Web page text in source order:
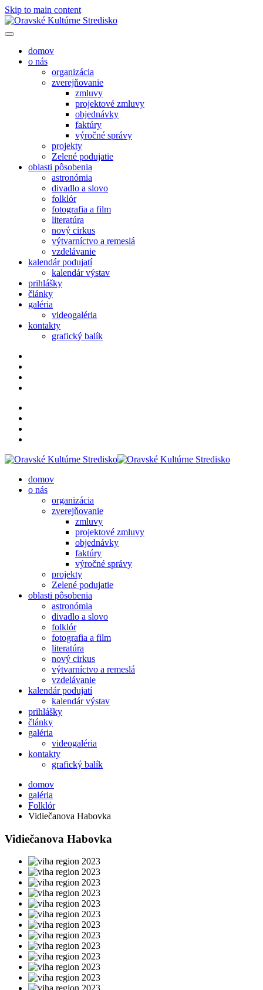
Skip to main content
domov
o nás
organizácia
zverejňovanie
zmluvy
projektové zmluvy
objednávky
faktúry
výročné správy
projekty
Zelené podujatie
oblasti pôsobenia
astronómia
divadlo a slovo
folklór
fotografia a film
literatúra
nový cirkus
výtvarníctvo a remeslá
vzdelávanie
kalendár podujatí
kalendár výstav
prihlášky
články
galéria
videogaléria
kontakty
grafický balík
domov
o nás
organizácia
zverejňovanie
zmluvy
projektové zmluvy
objednávky
faktúry
výročné správy
projekty
Zelené podujatie
oblasti pôsobenia
astronómia
divadlo a slovo
folklór
fotografia a film
literatúra
nový cirkus
výtvarníctvo a remeslá
vzdelávanie
kalendár podujatí
kalendár výstav
prihlášky
články
galéria
videogaléria
kontakty
grafický balík
domov
galéria
Folklór
Vidiečanova Habovka
Vidiečanova Habovka